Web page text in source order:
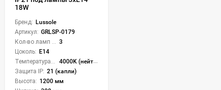
18W
Бренд: Lussole
Артикул: GRLSP-0179
Кол-во ламп или LED: 3
Цоколь: E14
Температура света:
4000K (нейтральный)
Защита IP: 21 (капли)
Высота: 1200 мм